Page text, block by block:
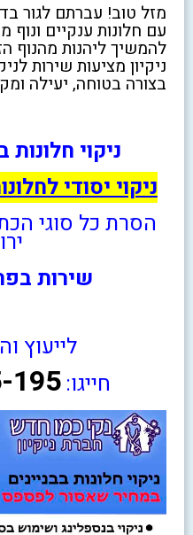
מזל טוב! עברתם לגור
עם חלונות ענקיים
להמשיך ליהנות מהנוף
ניקיון מציעות שירות
בצורה בטוחה, יעילה
ניקוי חלונות
ניקוי יסודי
הסרת כל סוגי
שירות
לייעוץ
חייגו: 195